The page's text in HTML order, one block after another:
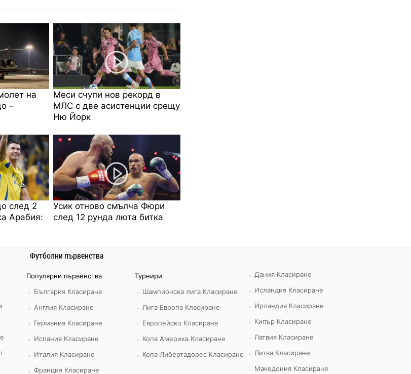
на
–
Меси счупи нов рекорд в
МЛС с две асистенции срещу
Ню Йорк
след 2
Арабия:
Усик отново смълча Фюри
след 12 рунда люта битка
Футболни първенства
Популярни първенства
България Класиране
Англия Класиране
Германия Класиране
Испания Класиране
Италия Класиране
Франция Класиране
Турнири
Шампионска лига Класиране
Лига Европа Класиране
Европейско Класиране
Копа Америка Класиране
Копа Либертадорес Класиране
Дания Класиране
Исландия Класиране
Ирландия Класиране
Кипър Класиране
Латвия Класиране
Литва Класиране
Македония Класиране